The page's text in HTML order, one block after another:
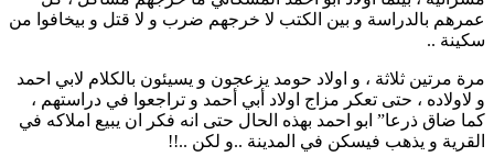
عمرهم بالدراسة و بين الكتب لا خرجهم ضرب و لا قتل و بيخافوا من
سكينة ..
مرة مرتين ثلاثة ، و اولاد حومد يزعجون و يسيئون بالكلام لابي احمد
و لاولاده ، حتى تعكر مزاج اولاد أبي أحمد و تراجعوا في دراستهم ،
كما ضاق ذرعا” ابو احمد بهذه الحال حتى انه فكر ان يبيع املاكه في
القرية و يذهب فيسكن في المدينة ..و لكن ..!!